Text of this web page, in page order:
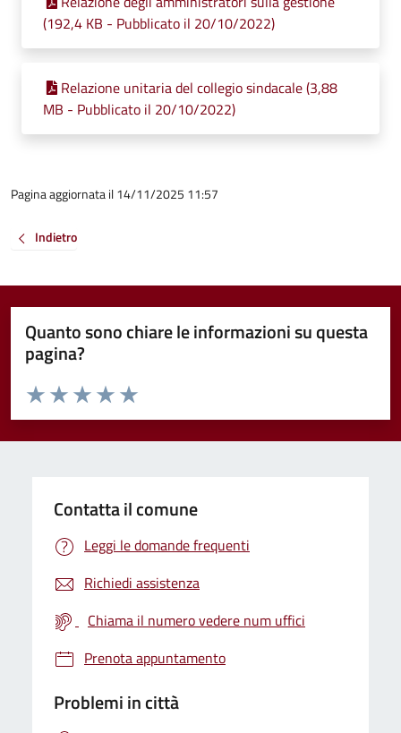
(192,4 KB - Pubblicato il 20/10/2022)
Relazione unitaria del collegio sindacale (3,88
MB - Pubblicato il 20/10/2022)
Pagina aggiornata il 14/11/2025 11:57
Indietro
Quanto sono chiare le informazioni su questa
pagina?
Valuta da 1 a 5 stelle la pagina
Valuta 5 stelle su 5
Valuta 4 stelle su 5
Valuta 3 stelle su 5
Valuta 2 stelle su 5
Valuta 1 stelle su 5
Contatta il comune
Leggi le domande frequenti
Richiedi assistenza
Chiama il numero vedere num uffici
Prenota appuntamento
Problemi in città